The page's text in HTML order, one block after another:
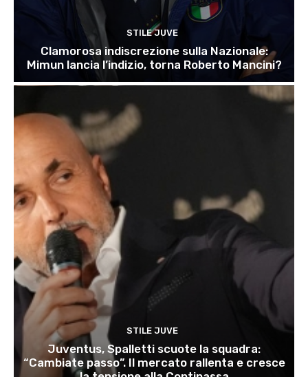
STILE JUVE
Clamorosa indiscrezione sulla Nazionale:
Mimun lancia l’indizio, torna Roberto Mancini?
STILE JUVE
Juventus, Spalletti scuote la squadra:
“Cambiate passo”. Il mercato rallenta e cresce